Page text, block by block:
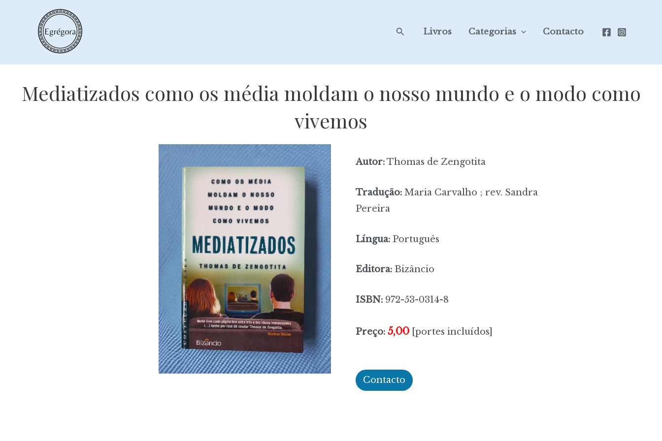
SearchLivros Categorias Contacto
Mediatizados como os média moldam o nosso mundo e o modo como
vivemos
Autor:Thomas de Zengotita
Tradução: Maria Carvalho ; rev. Sandra
Pereira
Língua: Português
Editora: Bizâncio
ISBN: 972-53-0314-8
Preço: 5,00 [portes incluídos]
Contacto